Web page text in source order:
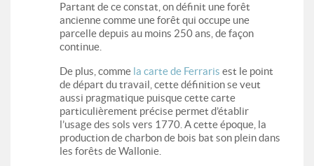
Partant de ce constat, on définit une forêt
ancienne comme une forêt qui occupe une
parcelle depuis au moins 250 ans, de façon
continue.
De plus, comme la carte de Ferraris est le point
de départ du travail, cette définition se veut
aussi pragmatique puisque cette carte
particulièrement précise permet d’établir
l’usage des sols vers 1770. A cette époque, la
production de charbon de bois bat son plein dans
les forêts de Wallonie.